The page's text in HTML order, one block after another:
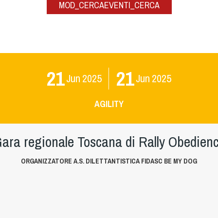
MOD_CERCAEVENTI_CERCA
21Jun 2025 21Jun 2025
AGILITY
regionale Toscana di Rally
ORGANIZZATORE A.S. DILETTANTISTICA FIDASC BE MY DOG